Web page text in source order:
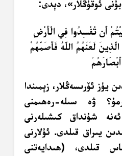
ئوقۇڭلار»، دېدى:
أَن تُفْسِدُوا فِي الْأَرْضِ
لَعَنَهُمُ اللَّهُ فَأَصَمَّهُمْ
يۈز ئۆرىسەڭلار، زېمىندا
ۋە سىلە-رەھىمنى
شۇنداق كىشىلەرنى
يىراق قىلدى. ئۇلارنى
قىلدى، (ھىدايەتنى